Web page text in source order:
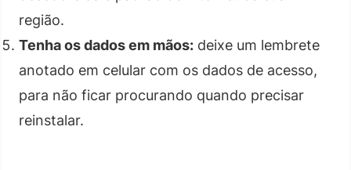
região.
Tenha os dados em mãos: deixe um lembrete
anotado em celular com os dados de acesso,
para não ficar procurando quando precisar
reinstalar.